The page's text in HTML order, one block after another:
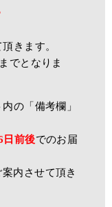
きます。
でとなりま
の「備考欄」
日前後でのお届
内させて頂き